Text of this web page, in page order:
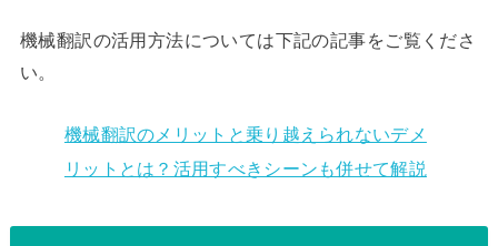
機械翻訳の活用方法については下記の記事をご覧くださ
い。
機械翻訳のメリットと乗り越えられないデメ
リットとは？活用すべきシーンも併せて解説